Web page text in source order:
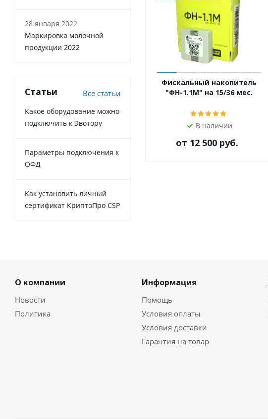
Фискальный накопитель
"ФН-1.1М" на 15/36 мес.
В наличии
от 12 500 руб.
28 января 2022
Маркировка молочной
продукции 2022
Статьи Все cтатьи
Какое оборудование можно
подключить к Эвотору
Параметры подключения к
ОФД
Как установить личный
сертификат КриптоПро CSP
О компании
Новости
Политика
Информация
Помощь
Условия оплаты
Условия доставки
Гарантия на товар